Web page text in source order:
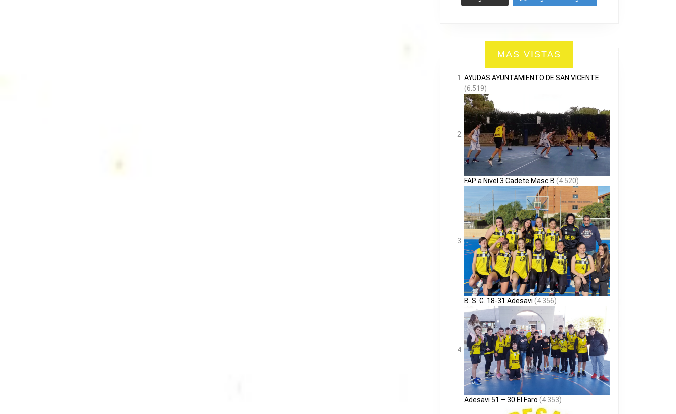
MAS VISTAS
AYUDAS AYUNTAMIENTO DE SAN VICENTE
(6.519)
FAP a Nivel 3 Cadete Masc B (4.520)
B. S. G. 18-31 Adesavi (4.356)
Adesavi 51 – 30 El Faro (4.353)